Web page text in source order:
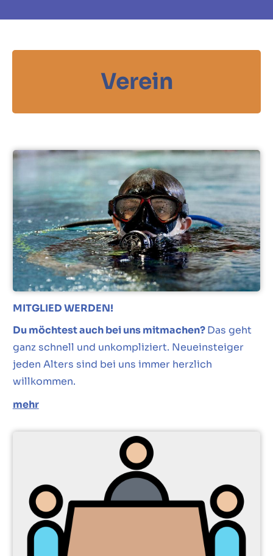
Verein
MITGLIED WERDEN!
Du möchtest auch bei uns mitmachen?Das geht
ganz schnell und unkompliziert. Neueinsteiger
jeden Alters sind bei uns immer herzlich
willkommen.
mehr